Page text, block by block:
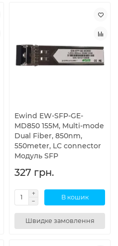
Ewind EW-SFP-GE-
MD850 155M, Multi-mode
Dual Fiber, 850nm,
550meter, LC connector
Модуль SFP
327 грн.
В кошик
Швидке замовлення